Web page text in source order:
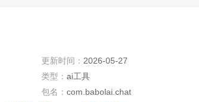
更新时间： 2026-05-27
类型： ai工具
包名： com.babolai.chat